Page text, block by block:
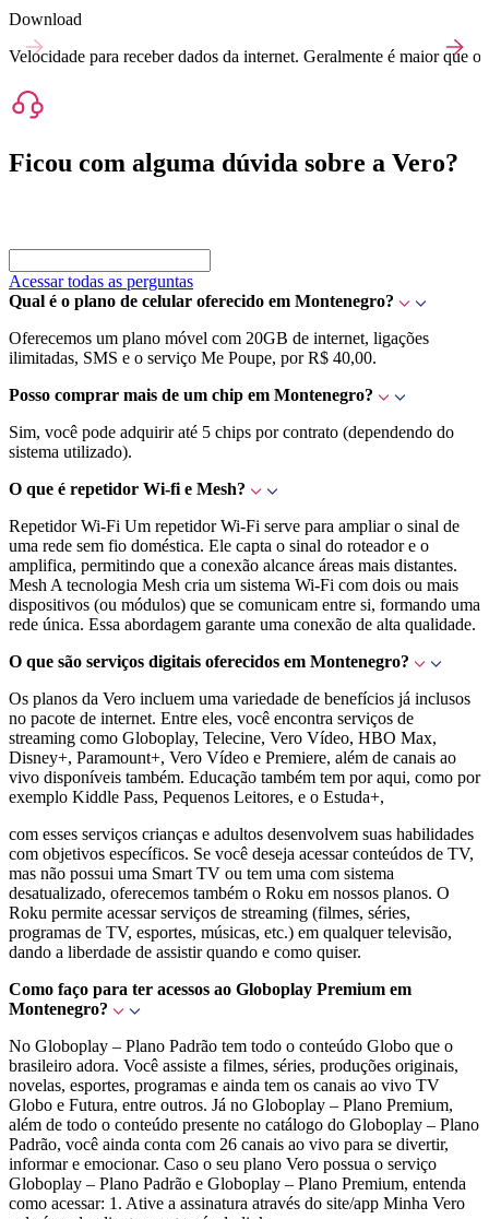
Download
Velocidade para receber dados da internet. Geralmente é maior que o
Ficou com alguma dúvida sobre a Vero?
Acessar todas as perguntas
Qual é o plano de celular oferecido em Montenegro?
Oferecemos um plano móvel com 20GB de internet, ligações
ilimitadas, SMS e o serviço Me Poupe, por R$ 40,00.
Posso comprar mais de um chip em Montenegro?
Sim, você pode adquirir até 5 chips por contrato (dependendo do
sistema utilizado).
O que é repetidor Wi-fi e Mesh?
Repetidor Wi-Fi Um repetidor Wi-Fi serve para ampliar o sinal de
uma rede sem fio doméstica. Ele capta o sinal do roteador e o
amplifica, permitindo que a conexão alcance áreas mais distantes.
Mesh A tecnologia Mesh cria um sistema Wi-Fi com dois ou mais
dispositivos (ou módulos) que se comunicam entre si, formando uma
rede única. Essa abordagem garante uma conexão de alta qualidade.
O que são serviços digitais oferecidos em Montenegro?
Os planos da Vero incluem uma variedade de benefícios já inclusos
no pacote de internet. Entre eles, você encontra serviços de
streaming como Globoplay, Telecine, Vero Vídeo, HBO Max,
Disney+, Paramount+, Vero Vídeo e Premiere, além de canais ao
vivo disponíveis também. Educação também tem por aqui, como por
exemplo Kiddle Pass, Pequenos Leitores, e o Estuda+,
com esses serviços crianças e adultos desenvolvem suas habilidades
com objetivos específicos. Se você deseja acessar conteúdos de TV,
mas não possui uma Smart TV ou tem uma com sistema
desatualizado, oferecemos também o Roku em nossos planos. O
Roku permite acessar serviços de streaming (filmes, séries,
programas de TV, esportes, músicas, etc.) em qualquer televisão,
dando a liberdade de assistir quando e como quiser.
Como faço para ter acessos ao Globoplay Premium em
Montenegro?
No Globoplay – Plano Padrão tem todo o conteúdo Globo que o
brasileiro adora. Você assiste a filmes, séries, produções originais,
novelas, esportes, programas e ainda tem os canais ao vivo TV
Globo e Futura, entre outros. Já no Globoplay – Plano Premium,
além de todo o conteúdo presente no catálogo do Globoplay – Plano
Padrão, você ainda conta com 26 canais ao vivo para se divertir,
informar e emocionar. Caso o seu plano Vero possua o serviço
Globoplay – Plano Padrão e Globoplay – Plano Premium, entenda
como acessar: 1. Ative a assinatura através do site/app Minha Vero